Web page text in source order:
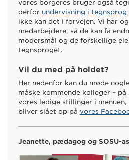
vores borgeres bruger også
derfor undervisning i tegnsprog
ikke kan det i forvejen. Vi har
medarbejdere, så de kan få
modersmål og de forskellige
tegnsproget.
Vil du med på holdet?
Her nedenfor kan du møde
måske kommende kolleger – på
vores ledige stillinger i
bliver slået op på vores
Jeanette, pædagog og SOSU-